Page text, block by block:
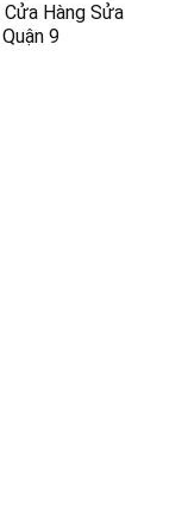
Cửa Hàng Sửa
9